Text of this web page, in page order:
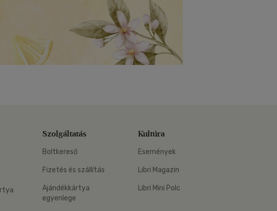
Szolgáltatás
Boltkereső
Fizetés és szállítás
Ajándékkártya
egyenlege
Kultúra
Események
Libri Magazin
Libri Mini Polc